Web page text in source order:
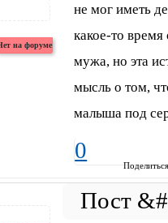
не мог иметь
какое-то
мужа, но эта
мысль о том,
малыша под
0